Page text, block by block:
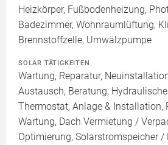
Heizkörper, Fußbodenheizung,
Badezimmer, Wohnraumlüftung,
Brennstoffzelle, Umwälzpumpe
SOLAR TÄTIGKEITEN
Wartung, Reparatur,
Austausch, Beratung,
Thermostat, Anlage & Installation,
Wartung, Dach Vermietung /
Optimierung, Solarstromspeicher /